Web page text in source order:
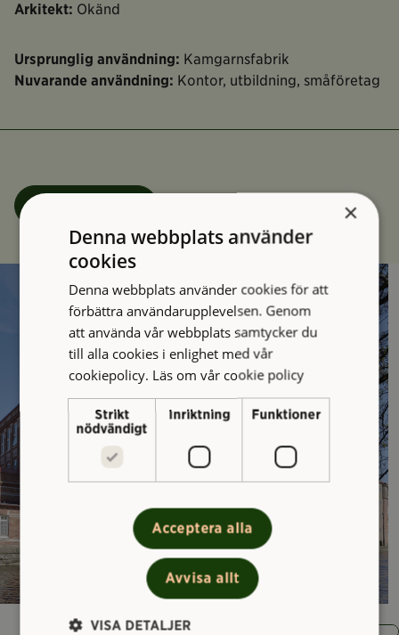
Arkitekt: Okänd
Ursprunglig användning: Kamgarnsfabrik
Nuvarande användning: Kontor, utbildning, småföretag
×
Denna webbplats använder
cookies
Denna webbplats använder cookies för att
förbättra användarupplevelsen. Genom
att använda vår webbplats samtycker du
till alla cookies i enlighet med vår
cookiepolicy. Läs om vår cookie policy
Strikt
nödvändigt
Inriktning Funktioner
Acceptera alla
Avvisa allt
VISA DETALJER